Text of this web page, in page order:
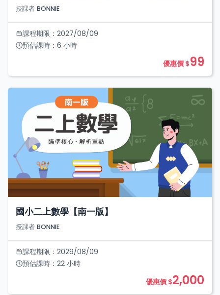
授課者 BONNIE
課程期限： 2027/08/09
預估課時： 6 小時
優惠價 $99
國小二上數學【南一版】
授課者 BONNIE
課程期限： 2029/08/09
預估課時： 22 小時
優惠價 $2,000